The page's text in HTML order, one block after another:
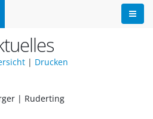
| Drucken
| Ruderting